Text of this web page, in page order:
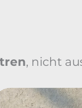
, nicht